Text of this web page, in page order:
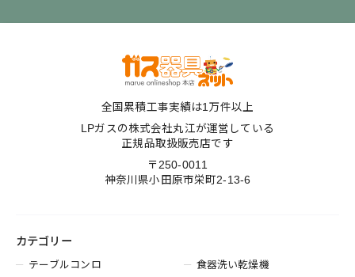
全国累積工事実績は1万件以上
LPガスの株式会社丸江が運営している
正規品取扱販売店です
〒250-0011
神奈川県小田原市栄町2-13-6
カテゴリー
テーブルコンロ
食器洗い乾燥機